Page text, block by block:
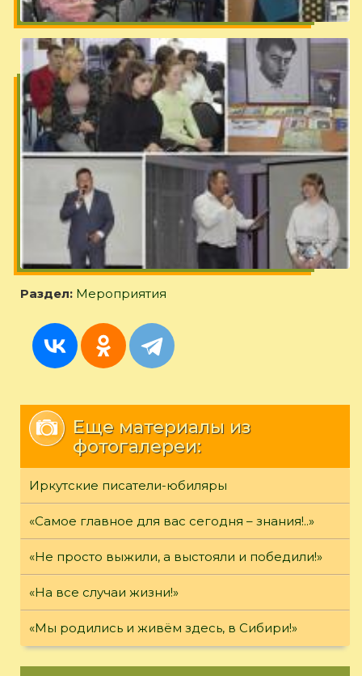
Раздел: Мероприятия
Еще материалы из
фотогалереи:
Иркутские писатели-юбиляры
«Самое главное для вас сегодня – знания!..»
«Не просто выжили, а выстояли и победили!»
«На все случаи жизни!»
«Мы родились и живём здесь, в Сибири!»